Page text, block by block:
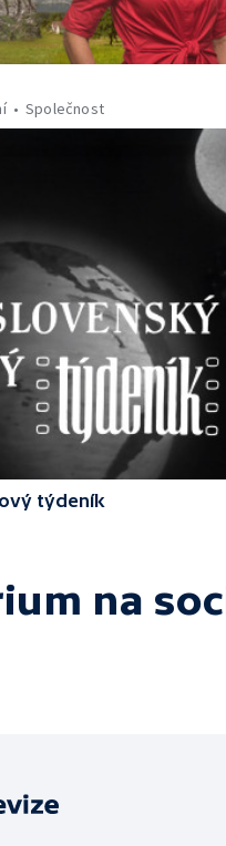
Společnost
týdeník
na